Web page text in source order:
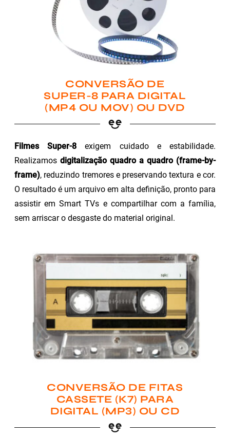
CONVERSÃO DE
SUPER-8 PARA DIGITAL
(MP4 OU MOV) OU DVD
Filmes Super-8 exigem cuidado e estabilidade.
Realizamos digitalização quadro a quadro (frame-by-
frame), reduzindo tremores e preservando textura e cor.
O resultado é um arquivo em alta definição, pronto para
assistir em Smart TVs e compartilhar com a família,
sem arriscar o desgaste do material original.
CONVERSÃO DE FITAS
CASSETE (K7) PARA
DIGITAL (MP3) OU CD